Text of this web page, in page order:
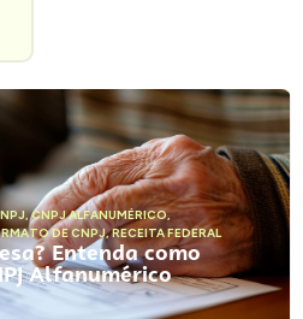
,CNPJ ALFANUMÉRICO,
DE CNPJ,RECEITA FEDERAL
Entenda como
Alfanumérico